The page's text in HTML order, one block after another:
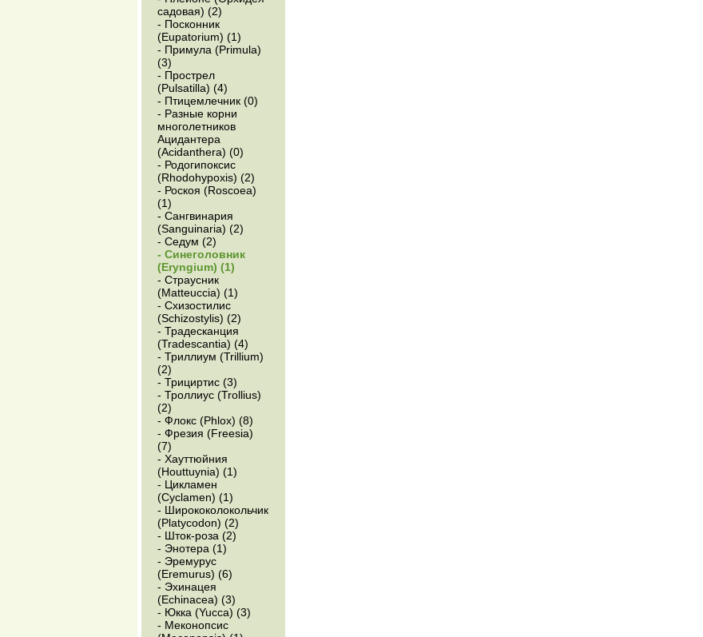
садовая) (2)
- Посконник
(Eupatorium) (1)
- Примула (Primula)
(3)
- Прострел
(Pulsatilla) (4)
- Птицемлечник (0)
- Разные корни
многолетников
Ацидантера
(Acidanthera) (0)
- Родогипоксис
(Rhodohypoxis) (2)
- Роскоя (Roscoea)
(1)
- Сангвинария
(Sanguinaria) (2)
- Седум (2)
- Синеголовник
(Eryngium) (1)
- Страусник
(Matteuccia) (1)
- Схизостилис
(Schizostylis) (2)
- Традесканция
(Tradescantia) (4)
- Триллиум (Trillium)
(2)
- Трициртис (3)
- Троллиус (Trollius)
(2)
- Флокс (Phlox) (8)
- Фрезия (Freesia)
(7)
- Хауттюйния
(Houttuynia) (1)
- Цикламен
(Cyclamen) (1)
- Ширококолокольчик
(Platycodon) (2)
- Шток-роза (2)
- Энотера (1)
- Эремурус
(Eremurus) (6)
- Эхинацея
(Echinacea) (3)
- Юкка (Yucca) (3)
- Меконопсис